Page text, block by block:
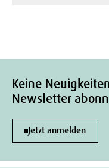
Keine
Newsletter
Jetzt anmelden